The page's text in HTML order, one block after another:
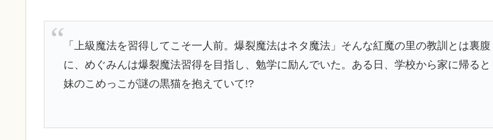
「上級魔法を習得してこそ一人前。爆裂魔法はネタ魔法」そんな紅魔の里の教訓とは裏腹
に、めぐみんは爆裂魔法習得を目指し、勉学に励んでいた。ある日、学校から家に帰ると
妹のこめっこが謎の黒猫を抱えていて!?